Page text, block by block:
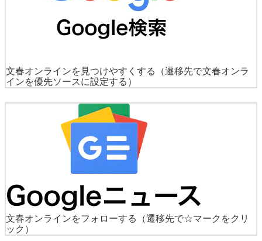
文春オンラインを見つけやすくする
（遷移先で文春オンラ
インを優先ソースに設定する）
文春オンラインをフォローする
（遷移先で☆マークをクリ
ック）